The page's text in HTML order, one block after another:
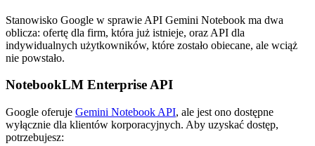
Stanowisko Google w sprawie API Gemini Notebook ma dwa
oblicza: ofertę dla firm, która już istnieje, oraz API dla
indywidualnych użytkowników, które zostało obiecane, ale wciąż
nie powstało.
NotebookLM Enterprise API
Google oferuje Gemini Notebook API, ale jest ono dostępne
wyłącznie dla klientów korporacyjnych. Aby uzyskać dostęp,
potrzebujesz: